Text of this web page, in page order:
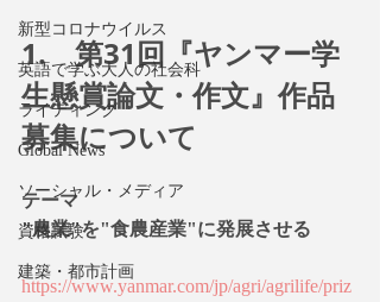
新型コロナウイルス
英語で学ぶ大人の社会科
ライティング
Global News
ソーシャル・メディア
資格試験
建築・都市計画
1.　第31回『ヤンマー学
生懸賞論文・作文』作品
募集について
テーマ
"農業"を"食農産業"に発展させる
https://www.yanmar.com/jp/agri/agrilife/priz